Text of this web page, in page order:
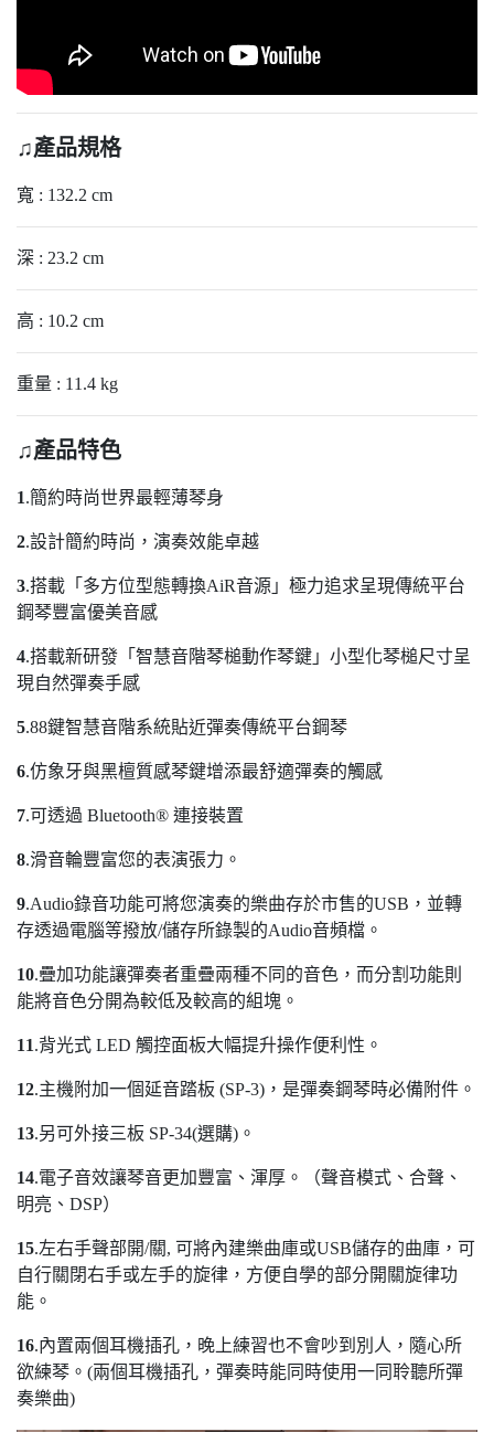
♫產品規格
寬 : 132.2 cm
深 : 23.2 cm
高 : 10.2 cm
重量 : 11.4 kg
♫產品特色
1.簡約時尚世界最輕薄琴身
2.設計簡約時尚，演奏效能卓越
3.搭載「多方位型態轉換AiR音源」極力追求呈現傳統平台
鋼琴豐富優美音感
4.搭載新研發「智慧音階琴槌動作琴鍵」小型化琴槌尺寸呈
現自然彈奏手感
5.88鍵智慧音階系統貼近彈奏傳統平台鋼琴
6.仿象牙與黑檀質感琴鍵增添最舒適彈奏的觸感
7.可透過 Bluetooth® 連接裝置
8.滑音輪豐富您的表演張力。
9.Audio錄音功能可將您演奏的樂曲存於市售的USB，並轉
存透過電腦等撥放/儲存所錄製的Audio音頻檔。
10.疊加功能讓彈奏者重疊兩種不同的音色，而分割功能則
能將音色分開為較低及較高的組塊。
11.背光式 LED 觸控面板大幅提升操作便利性。
12.主機附加一個延音踏板 (SP-3)，是彈奏鋼琴時必備附件。
13.另可外接三板 SP-34(選購)。
14.電子音效讓琴音更加豐富、渾厚。（聲音模式、合聲、
明亮、DSP）
15.左右手聲部開/關, 可將內建樂曲庫或USB儲存的曲庫，可
自行關閉右手或左手的旋律，方便自學的部分開關旋律功
能。
16.內置兩個耳機插孔，晚上練習也不會吵到別人，隨心所
欲練琴。(兩個耳機插孔，彈奏時能同時使用一同聆聽所彈
奏樂曲)